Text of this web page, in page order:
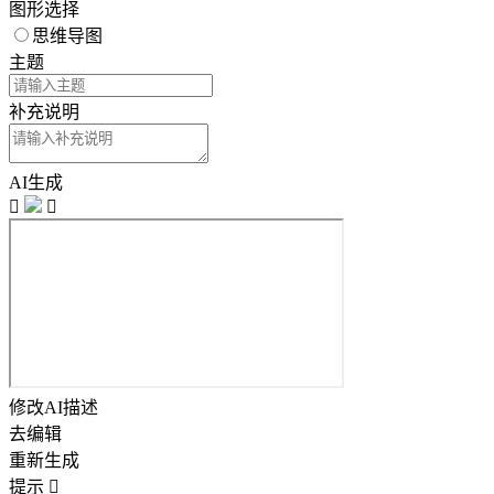
图形选择
思维导图
主题
补充说明
AI生成


修改AI描述
去编辑
重新生成
提示 